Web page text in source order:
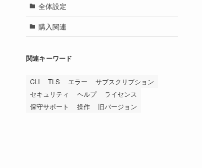
全体設定
購入関連
関連キーワード
CLI TLS エラー
サブスクリプション
セキュリティ
ヘルプ
ライセンス
保守サポート
操作 旧バージョン